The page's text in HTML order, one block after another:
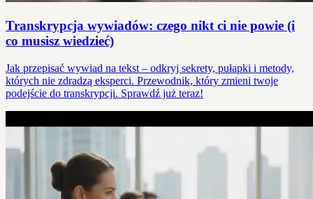
Transkrypcja wywiadów: czego nikt ci nie powie (i
co musisz wiedzieć)
Jak przepisać wywiad na tekst – odkryj sekrety, pułapki i metody,
których nie zdradzą eksperci. Przewodnik, który zmieni twoje
podejście do transkrypcji. Sprawdź już teraz!